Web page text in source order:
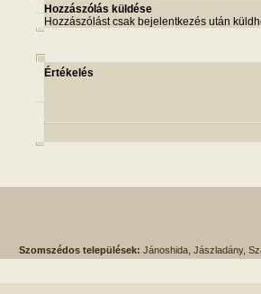
Hozzászólás küldése
Hozzászólást csak bejelentkezés után
Értékelés
Szomszédos települések: Jánoshida, Jászladány,